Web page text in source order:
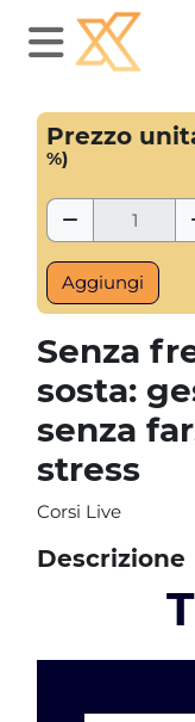
Vai al contenuto
Pannello
Blocchi
Prezzo
%)
Rimuovi
Senza
sosta:
senza
stress
Corsi Live
Descrizione